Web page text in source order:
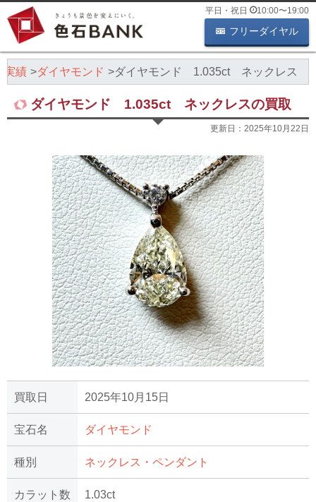
平日・祝日 10:00〜19:00
フリーダイヤル
実績 ダイヤモンド ダイヤモンド 1.035ct ネックレス
ダイヤモンド 1.035ct ネックレスの買取
更新日： 2025年10月22日
買取日 2025年10月15日
宝石名 ダイヤモンド
種別 ネックレス・ペンダント
カラット数 1.03ct